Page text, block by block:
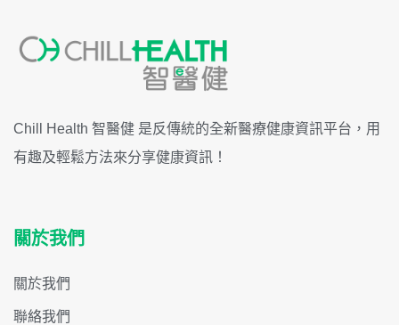
Chill Health 智醫健 是反傳統的全新醫療健康資訊平台，用
有趣及輕鬆方法來分享健康資訊！
關於我們
關於我們
聯絡我們